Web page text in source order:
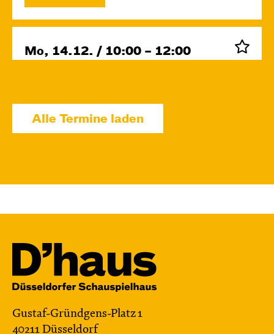
Mo, 14.12. / 10:00 – 12:00
Wolf
Ein Stück über Mut und Freundschaft
Touchtour für sehbehinderte und blinde
Mit künstlerischer Audiodeskription
Karten
Di, 15.12. / 10:00 – 12:00
Touchtour
Alle Termine laden
Gustaf-Gründgens-Platz 1
40211 Düsseldorf